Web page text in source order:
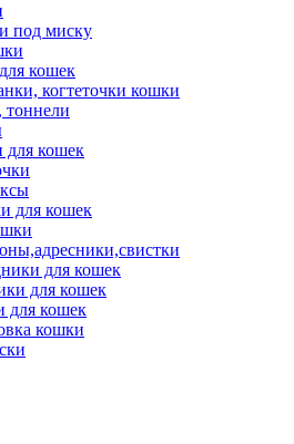
под миску
кошек
когтеточки кошки
тоннели
для кошек
для кошек
для кошек
для кошек
для кошек
кошки